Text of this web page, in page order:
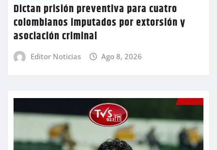
Dictan prisión preventiva para cuatro
colombianos imputados por extorsión y
asociación criminal
Editor Noticias Ago 8, 2026